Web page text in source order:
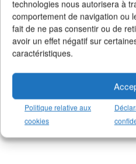
technologies nous autorisera à
comportement de navigation ou
fait de ne pas consentir ou de
avoir un effet négatif sur
caractéristiques.
Politique relative aux
cookies